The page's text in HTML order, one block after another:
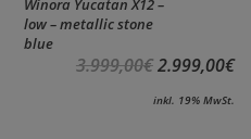
Winora Yucatan X12 –
low – metallic stone
blue
3.999,00€2.999,00€
inkl. 19% MwSt.